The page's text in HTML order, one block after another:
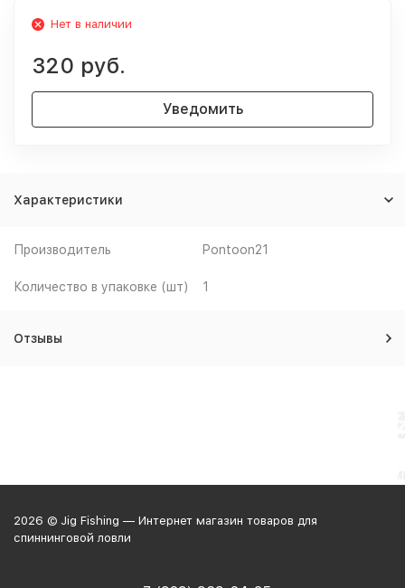
Нет в наличии
320 руб.
Уведомить
Характеристики
Производитель Pontoon21
Количество в упаковке (шт) 1
Отзывы
2026 © Jig Fishing — Интернет магазин товаров для
спиннинговой ловли